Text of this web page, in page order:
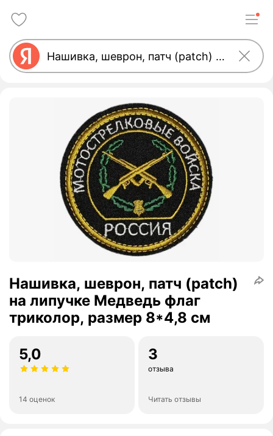
Нашивка, шеврон, патч (patch)
на липучке Медведь флаг
триколор, размер 8*4,8 см
5,0
14 оценок
3
отзыва
Читать отзывы